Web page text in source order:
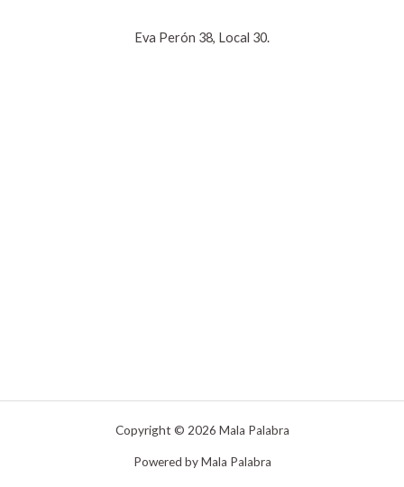
Eva Perón 38, Local 30.
Copyright © 2026 Mala Palabra
Powered by Mala Palabra